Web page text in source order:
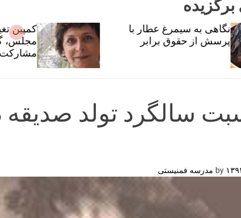
به سیمرغ عطار با
از حقوق برابر
کمپین
مجلس،
مشارکت
سالگرد تولد
مدرسه فمنیستی